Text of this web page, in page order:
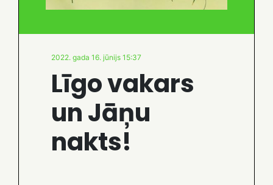
2022. gada 16. jūnijs 15:37
Līgo vakars
un Jāņu
nakts!